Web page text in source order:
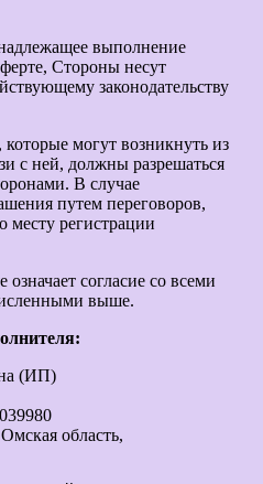
выполнение
Стороны несут
законодательству
могут возникнуть из
с ней, должны разрешаться
В случае
путем переговоров,
месту регистрации
согласие со всеми
выше.
(ИП)
область,